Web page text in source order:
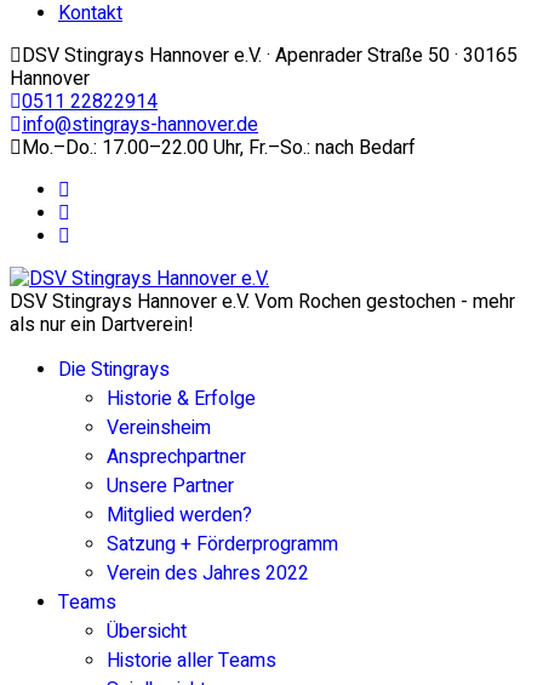
Kontakt
DSV Stingrays Hannover e.V. · Apenrader Straße 50 · 30165
Hannover
0511 22822914
info@stingrays-hannover.de
Mo.–Do.: 17.00–22.00 Uhr, Fr.–So.: nach Bedarf
DSV Stingrays Hannover e.V. Vom Rochen gestochen - mehr
als nur ein Dartverein!
Die Stingrays
Historie & Erfolge
Vereinsheim
Ansprechpartner
Unsere Partner
Mitglied werden?
Satzung + Förderprogramm
Verein des Jahres 2022
Teams
Übersicht
Historie aller Teams